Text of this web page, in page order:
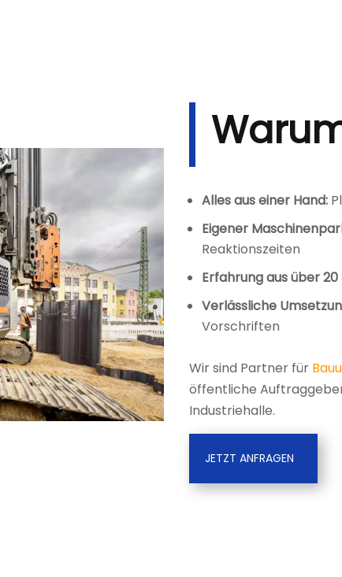
Alles aus einer Hand:
Eigener
Reaktionszeiten
Erfahrung aus über
Verlässliche
Vorschriften
Wir sind Partner für
öffentliche
Industriehalle.
JETZT ANFRAGEN